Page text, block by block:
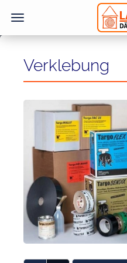
Verklebung